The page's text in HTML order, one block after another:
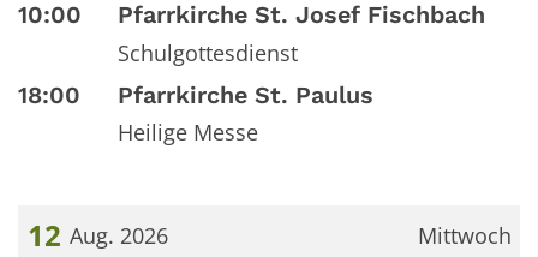
10:00 Pfarrkirche St. Josef Fischbach
Schulgottesdienst
18:00 Pfarrkirche St. Paulus
Heilige Messe
Mittwoch
12 Aug. 2026